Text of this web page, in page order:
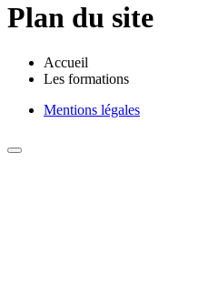
Plan du site
Accueil
Les formations
Mentions légales